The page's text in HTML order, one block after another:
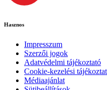
Hasznos
Impresszum
Szerzői jogok
Adatvédelmi tájékoztató
Cookie-kezelési
Médiaajánlat